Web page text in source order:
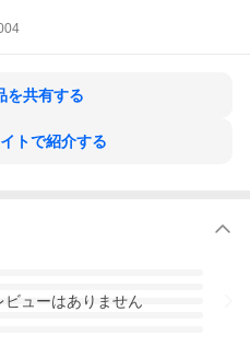
リーズNo.1 日本海軍戦艦 大和
を共有する
トで紹介する
ビューはありません